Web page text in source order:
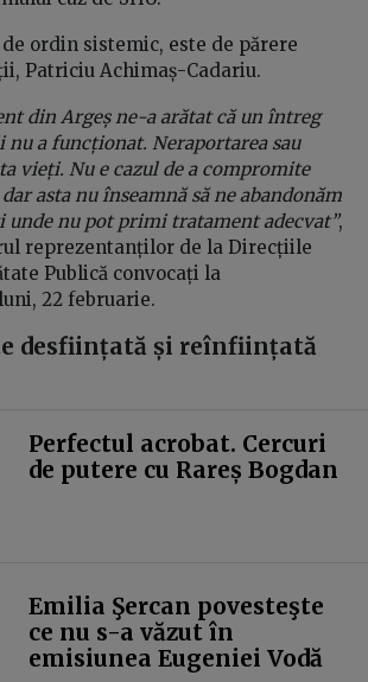
ordin sistemic, este de părere
Patriciu Achimaș-Cadariu.
din Argeș ne-a arătat că un întreg
a funcționat. Neraportarea sau
vieți. Nu e cazul de a compromite
asta nu înseamnă să ne abandonăm
nu pot primi tratament adecvat”,
reprezentanților de la Direcțiile
Publică convocați la
22 februarie.
desființată și reînființată
Perfectul acrobat. Cercuri
de putere cu Rareș Bogdan
Emilia Şercan povesteşte
ce nu s-a văzut în
emisiunea Eugeniei Vodă